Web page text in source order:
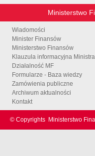
Ministerstwo
Wiadomości
Minister Finansów
Ministerstwo Finansów
Klauzula informacyjna
Działalność MF
Formularze - Baza wiedzy
Zamówienia publiczne
Archiwum aktualności
Kontakt
© Copyrights Ministerstwo